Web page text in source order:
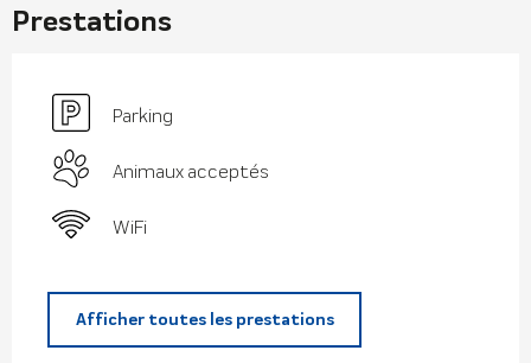
Prestations
Parking
Animaux acceptés
WiFi
Afficher toutes les prestations